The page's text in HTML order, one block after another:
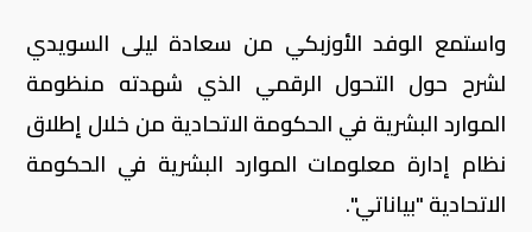
واستمع الوفد الأوزبكي من سعادة ليلى السويدي
لشرح حول التحول الرقمي الذي شهدته منظومة
الموارد البشرية في الحكومة الاتحادية من خلال إطلاق
نظام إدارة معلومات الموارد البشرية في الحكومة
الاتحادية "بياناتي".